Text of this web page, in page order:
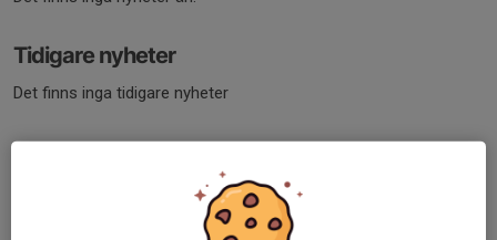
Tidigare nyheter
Det finns inga tidigare nyheter